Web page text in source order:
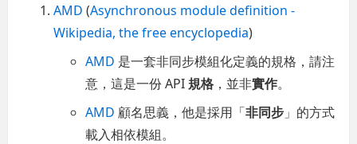
AMD (Asynchronous module definition -
Wikipedia, the free encyclopedia)
AMD 是一套非同步模組化定義的規格，請注
意，這是一份 API 規格 ，並非實作。
AMD 顧名思義，他是採用「非同步 」的方式
載入相依模組。